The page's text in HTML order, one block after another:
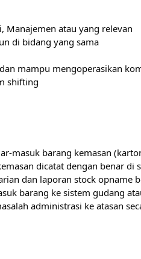
Manajemen atau yang relevan
di bidang yang sama
mampu mengoperasikan
shifting
masuk barang kemasan
dicatat dengan benar di
dan laporan stock opname
barang ke sistem gudang
administrasi ke atasan